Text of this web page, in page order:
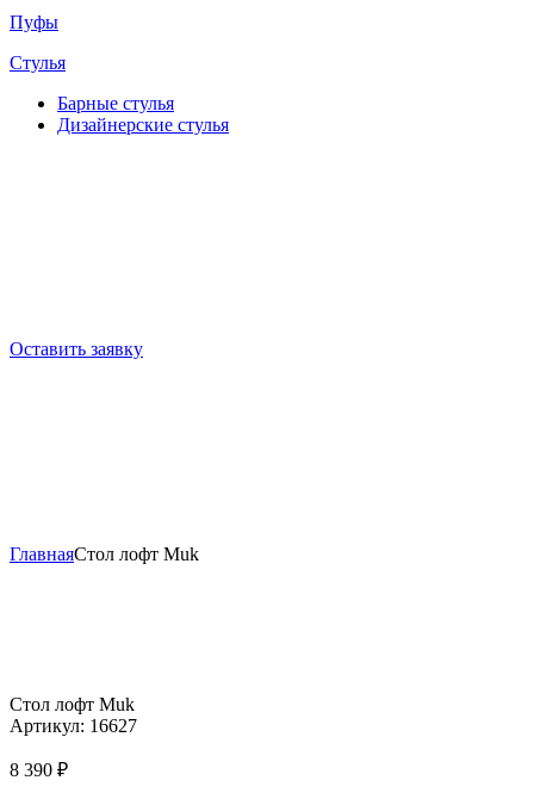
Пуфы
Стулья
Барные cтулья
Дизайнерские cтулья
Оставить заявку
ГлавнаяСтол лофт Muk
Стол лофт Muk
Артикул: 16627
8 390 ₽